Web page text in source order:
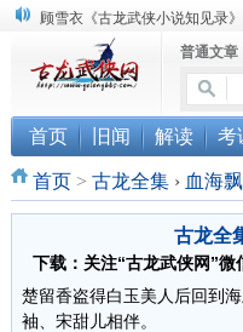
顾雪衣《古龙武侠小说知见录
“武侠书库”查缺补漏活动圆满结
《古龙小说原貌探究》修订版已
普通文章|
首页 旧闻 解读 考
首页> 古龙全集 › 血海
古龙全
下载：关注“古龙武侠网”微
楚留香盗得白玉美人后回到
袖、宋甜儿相伴。